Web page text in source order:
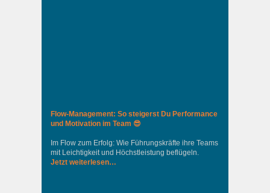
Flow-Management: So steigerst Du Performance
und Motivation im Team 😎
Im Flow zum Erfolg: Wie Führungskräfte ihre Teams
mit Leichtigkeit und Höchstleistung beflügeln.
Jetzt weiterlesen…